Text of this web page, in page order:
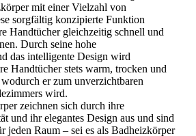
mit einer Vielzahl von
sorgfältig konzipierte Funktion
Handtücher gleichzeitig schnell und
Durch seine hohe
das intelligente Design wird
Handtücher stets warm, trocken und
er zum unverzichtbaren
wird.
zeichnen sich durch ihre
und ihr elegantes Design aus und sind
jeden Raum – sei es als Badheizkörper